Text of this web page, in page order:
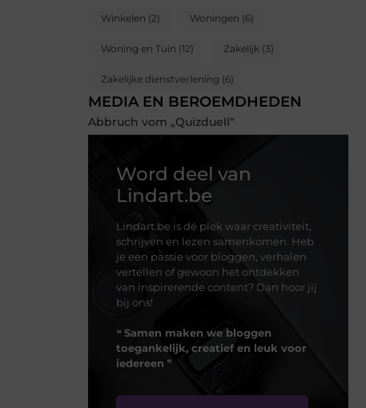
Winkelen (2) Woningen (6)
Woning en Tuin (12) Zakelijk (3)
Zakelijke dienstverlening (6)
MEDIA EN BEROEMDHEDEN
Abbruch vom „Quizduell“
Word deel van
Lindart.be
Lindart.be is dé plek waar creativiteit,
schrijven en lezen samenkomen. Heb
je een passie voor bloggen, verhalen
vertellen of gewoon het ontdekken
van inspirerende content? Dan hoor jij
bij ons!
❝ Samen maken we bloggen
toegankelijk, creatief en leuk voor
iedereen ❞